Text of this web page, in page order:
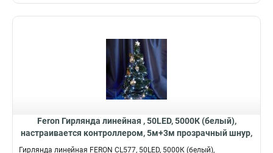
Feron Гирлянда линейная , 50LED, 5000К (белый),
настраивается контроллером, 5м+3м прозрачный шнур,
48617
Гирлянда линейная FERON CL577, 50LED, 5000К (белый),